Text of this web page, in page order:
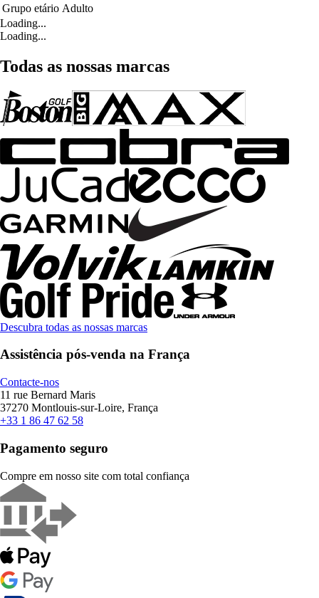
Grupo etário Adulto
Loading...
Loading...
Todas as nossas marcas
Descubra todas as nossas marcas
Assistência pós-venda na França
Contacte-nos
11 rue Bernard Maris
37270 Montlouis-sur-Loire, França
+33 1 86 47 62 58
Pagamento seguro
Compre em nosso site com total confiança